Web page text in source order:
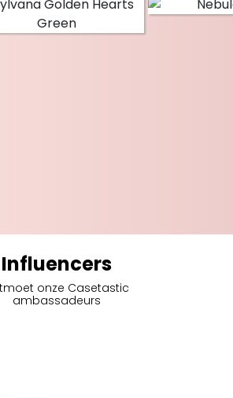
Influencers
onze Casetastic
ambassadeurs